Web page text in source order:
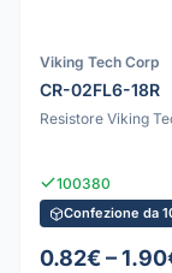
Viking Tech Corp
CR-02FL6-18R
Resistore Viking
100380
Confezione da
0.82€ –